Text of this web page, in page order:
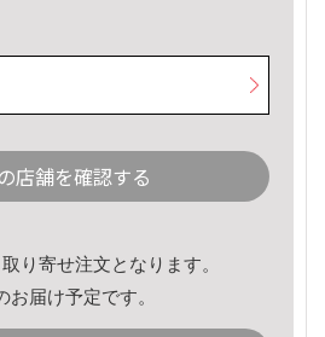
店舗を確認する
り寄せ注文となります。
お届け予定です。